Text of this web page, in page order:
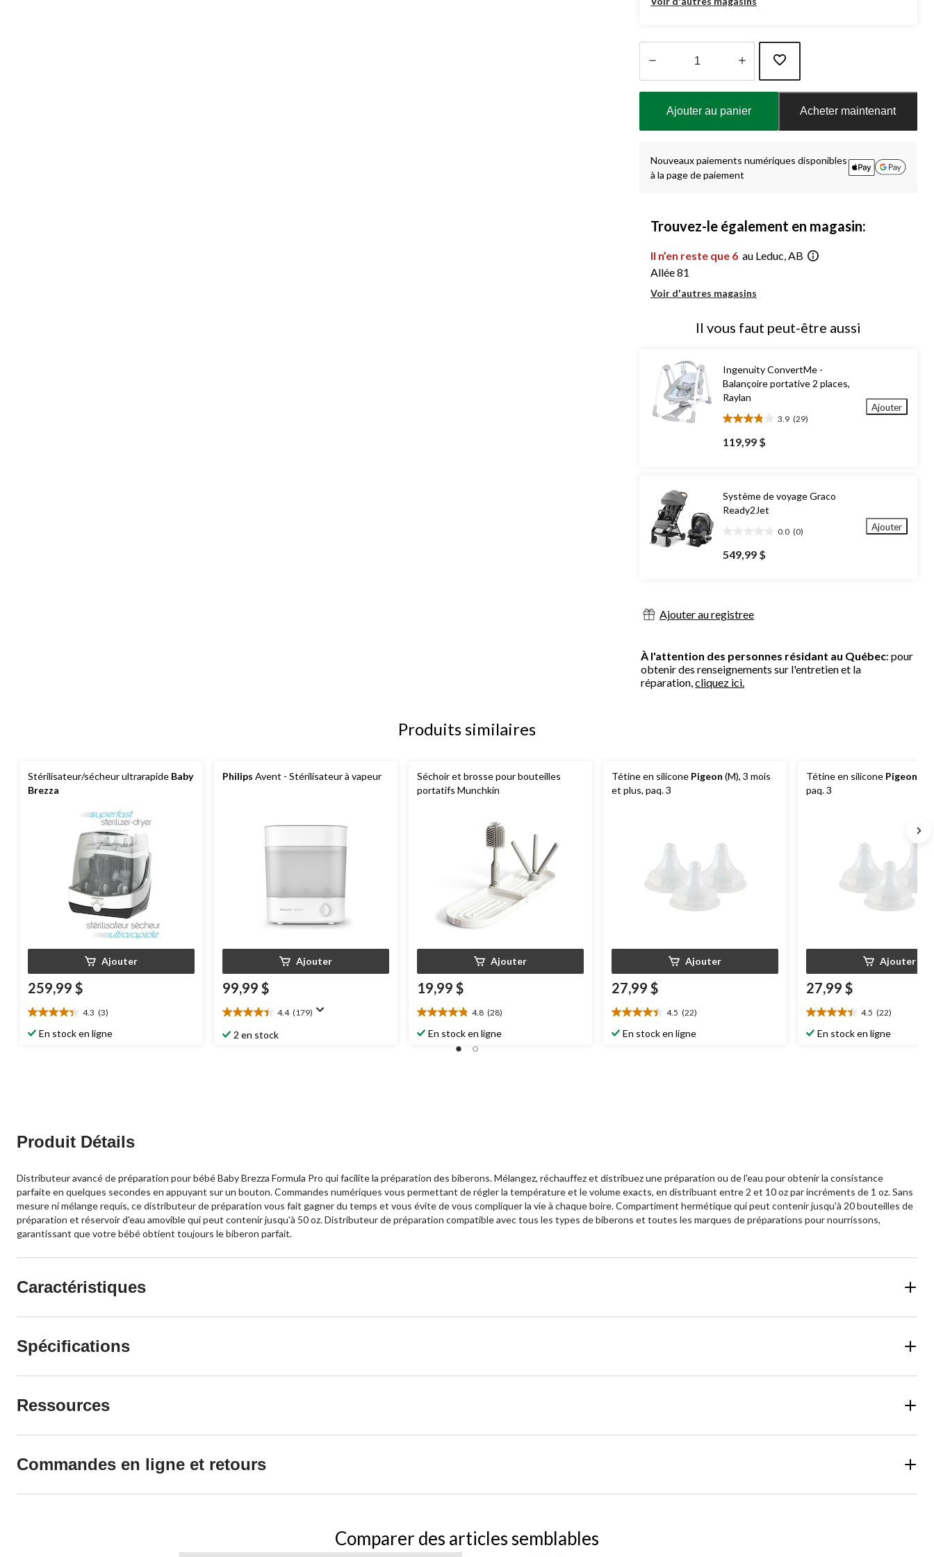
Ajouter au panier Acheter maintenant
Nouveaux paiements numériques disponibles
à la page de paiement
Trouvez-le également en magasin:
Il n’en reste que 6 au Leduc, AB
Allée 81
Voir d'autres magasins
Il vous faut peut-être aussi
Ingenuity ConvertMe -
Balançoire portative 2 places,
Raylan
3.9 (29)
3.9
étoile(s)
évaluations
119,99 $
Ajouter
Système de voyage Graco
Ready2Jet
0.0 (0)
étoile(s)
549,99 $
Ajouter
Ajouter au registree
À l'attention des personnes résidant au Québec: pour
obtenir des renseignements sur l'entretien et la
réparation,cliquez ici.
Produits similaires
Stérilisateur/sécheur ultrarapide Baby
Brezza
Ajouter
259,99 $
4.3 (3)
4.3
étoile(s)
En stock en ligne
Philips Avent - Stérilisateur à vapeur
Ajouter
99,99 $
4.4 (179)
4.4
étoile(s)
2 en stock
Séchoir et brosse pour bouteilles
portatifs Munchkin
Ajouter
19,99 $
4.8 (28)
4.8
étoile(s)
En stock en ligne
Tétine en silicone Pigeon (M), 3 mois
et plus, paq. 3
Ajouter
27,99 $
4.5 (22)
4.5
étoile(s)
En stock en ligne
Tétine en silicone Pigeon
paq. 3
Ajouter
27,99 $
4.5 (22)
4.5
étoile(s)
En stock en ligne
Produit Détails
Distributeur avancé de préparation pour bébé Baby Brezza Formula Pro qui facilite la préparation des biberons. Mélangez, réchauffez et distribuez une préparation ou de l'eau pour obtenir la consistance
parfaite en quelques secondes en appuyant sur un bouton. Commandes numériques vous permettant de régler la température et le volume exacts, en distribuant entre 2 et 10 oz par incréments de 1 oz. Sans
mesure ni mélange requis, ce distributeur de préparation vous fait gagner du temps et vous évite de vous compliquer la vie à chaque boire. Compartiment hermétique qui peut contenir jusqu'à 20 bouteilles de
préparation et réservoir d'eau amovible qui peut contenir jusqu'à 50 oz. Distributeur de préparation compatible avec tous les types de biberons et toutes les marques de préparations pour nourrissons,
garantissant que votre bébé obtient toujours le biberon parfait.
Caractéristiques
Spécifications
Ressources
Commandes en ligne et retours
Comparer des articles semblables